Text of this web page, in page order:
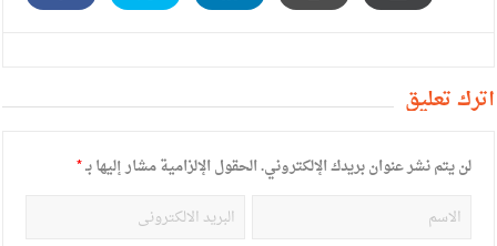
أترك تعليق
لن يتم نشر عنوان بريدك الإلكتروني.الحقول الإلزامية مشار إليها بـ*